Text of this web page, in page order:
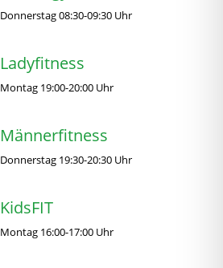
Donnerstag 08:30-09:30 Uhr
Ladyfitness
Montag 19:00-20:00 Uhr
Männerfitness
Donnerstag 19:30-20:30 Uhr
KidsFIT
Montag 16:00-17:00 Uhr